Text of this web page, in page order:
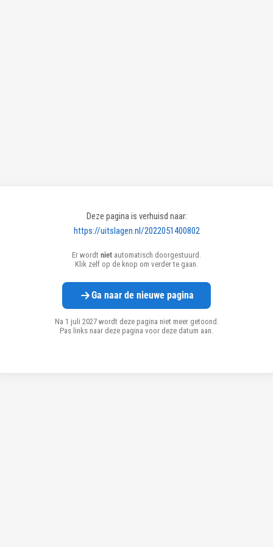
Deze pagina is verhuisd naar:
https://uitslagen.nl/2022051400802
Er wordt niet automatisch doorgestuurd.
Klik zelf op de knop om verder te gaan.
Ga naar de nieuwe pagina
Na 1 juli 2027 wordt deze pagina niet meer getoond.
Pas links naar deze pagina voor deze datum aan.